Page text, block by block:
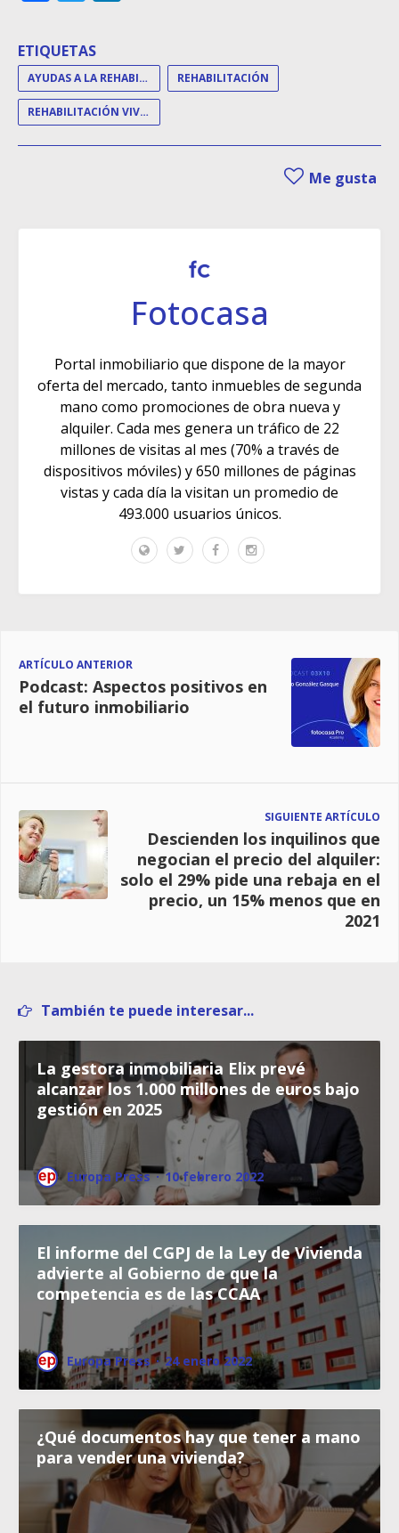
ETIQUETAS
AYUDAS A LA REHABILITACIÓN REHABILITACIÓN
REHABILITACIÓN VIVIENDAS
Me gusta
Fotocasa
Portal inmobiliario que dispone de la mayor
oferta del mercado, tanto inmuebles de segunda
mano como promociones de obra nueva y
alquiler. Cada mes genera un tráfico de 22
millones de visitas al mes (70% a través de
dispositivos móviles) y 650 millones de páginas
vistas y cada día la visitan un promedio de
493.000 usuarios únicos.
ARTÍCULO ANTERIOR
Podcast: Aspectos positivos en
el futuro inmobiliario
SIGUIENTE ARTÍCULO
Descienden los inquilinos que
negocian el precio del alquiler:
solo el 29% pide una rebaja en el
precio, un 15% menos que en
2021
También te puede interesar...
La gestora inmobiliaria Elix prevé
alcanzar los 1.000 millones de euros bajo
gestión en 2025
Europa Press · 10 febrero 2022
El informe del CGPJ de la Ley de Vivienda
advierte al Gobierno de que la
competencia es de las CCAA
Europa Press · 24 enero 2022
¿Qué documentos hay que tener a mano
para vender una vivienda?